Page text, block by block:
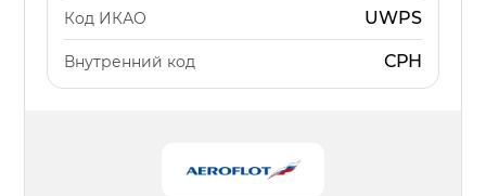
Код ИКАО UWPS
Внутренний код СРН